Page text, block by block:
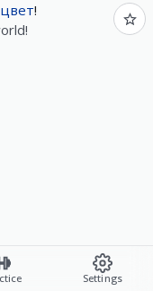
Settings
цвет!